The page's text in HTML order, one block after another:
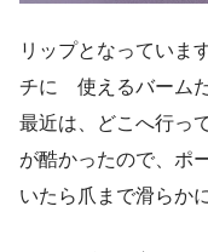
リップとなっていま
チに 使えるバームだ
最近は、どこへ行っ
が酷かったので、ポ
いたら爪まで滑らか